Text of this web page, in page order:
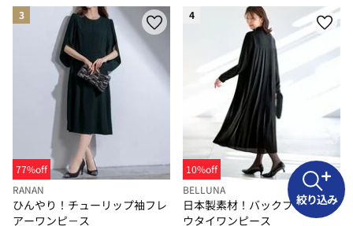
3
77%off
RANAN
ひんやり！チューリップ袖フレ
アーワンピ－ス
4
10%off
BELLUNA
日本製素材！バックプリーツボ
ウタイワンピース
絞り込み